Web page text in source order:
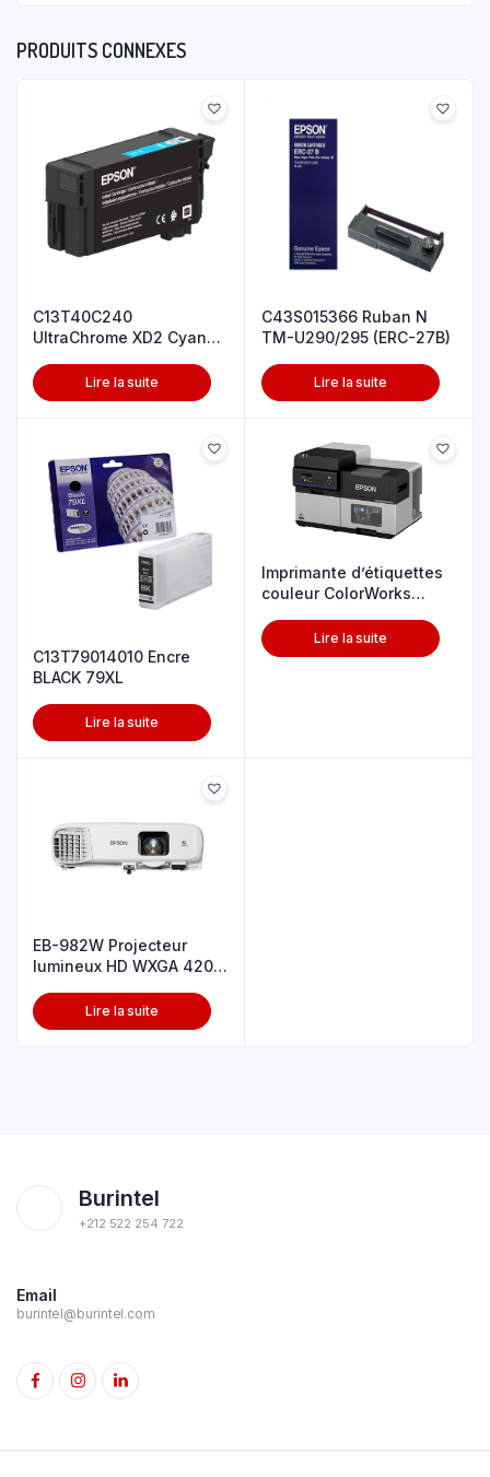
PRODUITS CONNEXES
C13T40C240
UltraChrome XD2 Cyan
Lire la suite
C43S015366 Ruban N
TM-U290/295 (ERC-27B)
Lire la suite
C13T79014010 Encre
BLACK 79XL
Lire la suite
Imprimante d’étiquettes
couleur ColorWorks
Lire la suite
EB-982W Projecteur
lumineux HD WXGA 4200
Lire la suite
Burintel
+212 522 254 722
Email
burintel@burintel.com